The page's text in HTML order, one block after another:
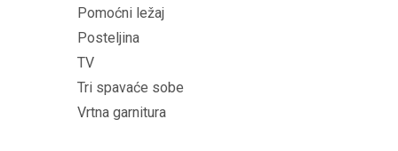
Pomoćni ležaj
Posteljina
TV
Tri spavaće sobe
Vrtna garnitura